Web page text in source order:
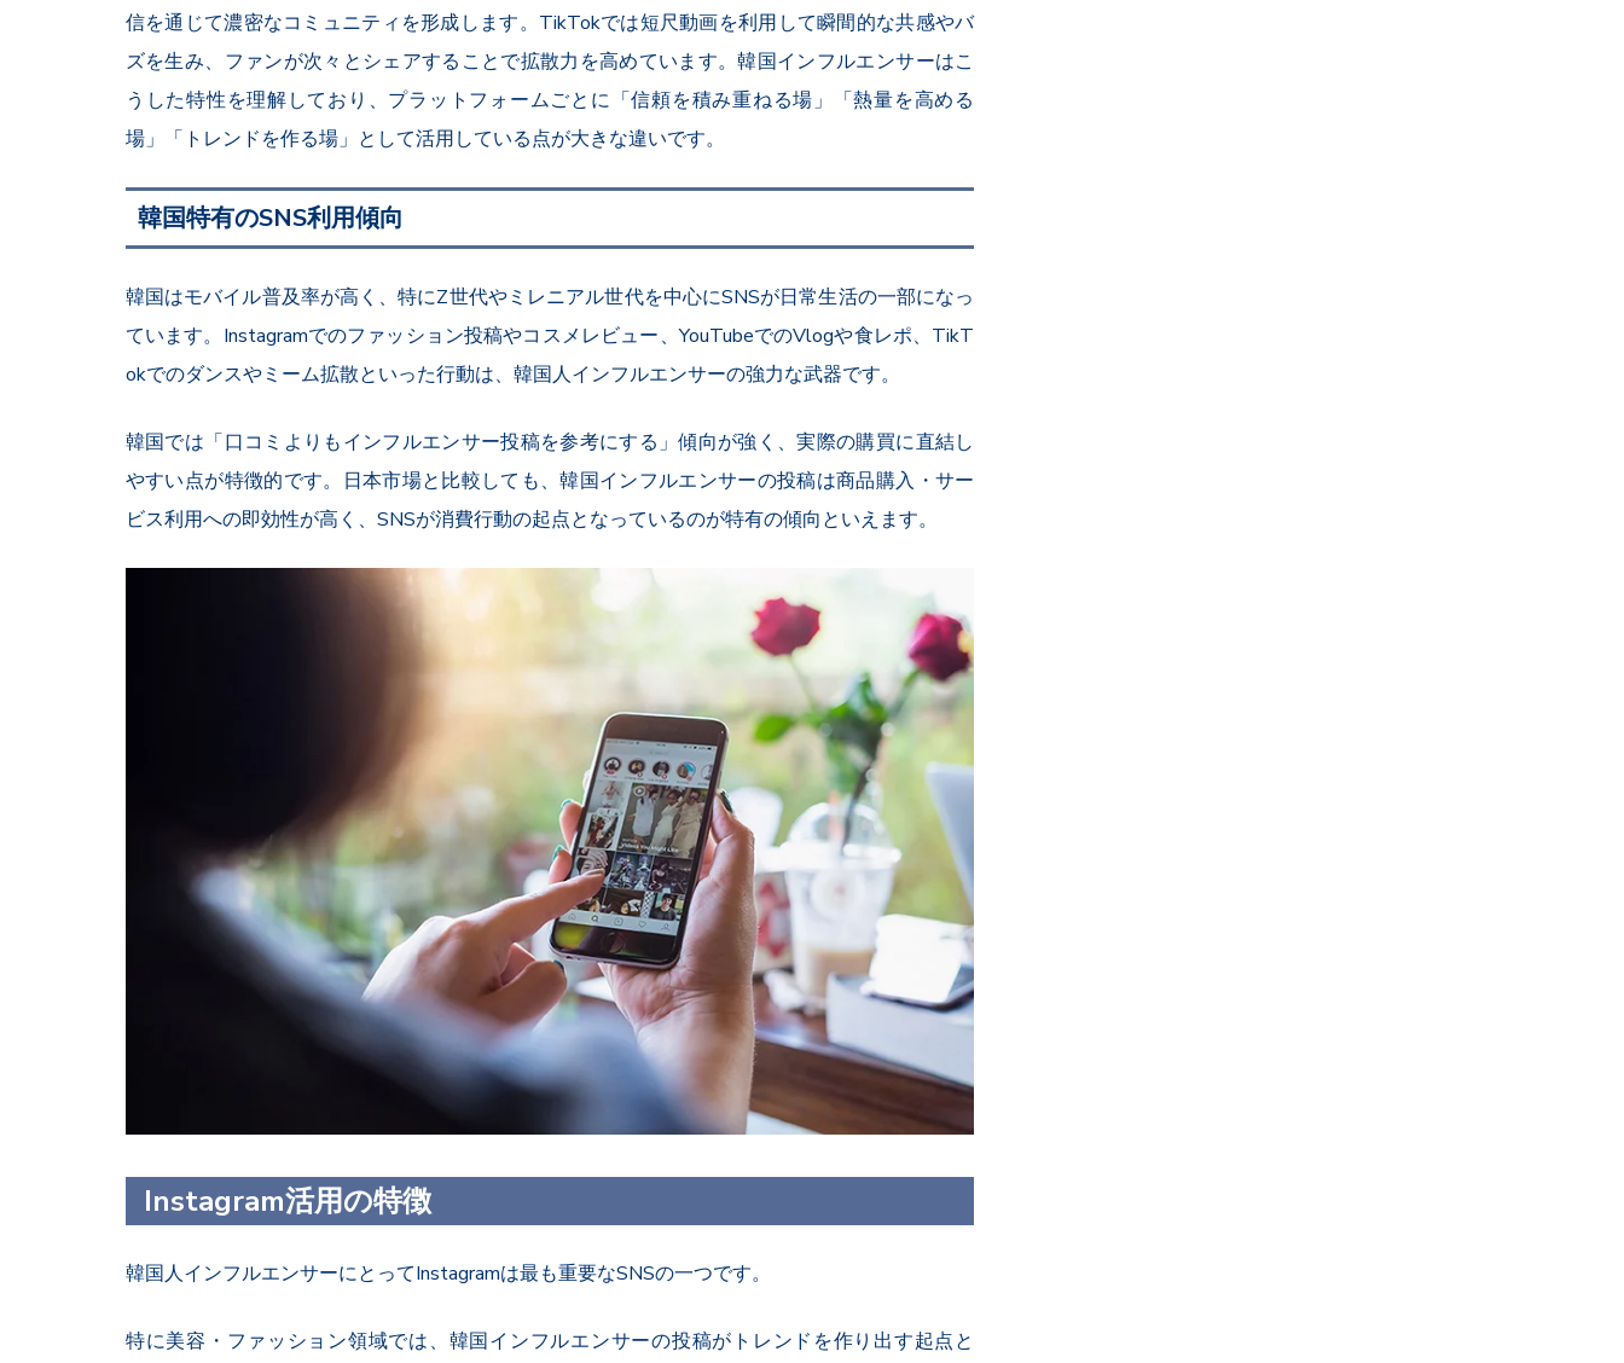
信を通じて濃密なコミュニティを形成します。TikTokでは短尺動画を利用して瞬間的な共感やバ
ズを生み、ファンが次々とシェアすることで拡散力を高めています。韓国インフルエンサーはこ
うした特性を理解しており、プラットフォームごとに「信頼を積み重ねる場」「熱量を高める
場」「トレンドを作る場」として活用している点が大きな違いです。
韓国特有のSNS利用傾向
韓国はモバイル普及率が高く、特にZ世代やミレニアル世代を中心にSNSが日常生活の一部になっ
ています。Instagramでのファッション投稿やコスメレビュー、YouTubeでのVlogや食レポ、TikT
okでのダンスやミーム拡散といった行動は、韓国人インフルエンサーの強力な武器です。
韓国では「口コミよりもインフルエンサー投稿を参考にする」傾向が強く、実際の購買に直結し
やすい点が特徴的です。日本市場と比較しても、韓国インフルエンサーの投稿は商品購入・サー
ビス利用への即効性が高く、SNSが消費行動の起点となっているのが特有の傾向といえます。
Instagram活用の特徴
韓国人インフルエンサーにとってInstagramは最も重要なSNSの一つです。
特に美容・ファッション領域では、韓国インフルエンサーの投稿がトレンドを作り出す起点と